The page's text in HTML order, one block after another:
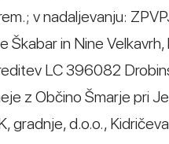
v nadaljevanju:
Škabar in Nine
LC 396082
z Občino Šmarje pri
gradnje, d.o.o.,